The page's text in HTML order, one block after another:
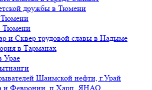
дружбы в Тюмени
Тюмени
и Сквер трудовой славы в Надыме
в Тарманах
Урае
Шаимской нефти, г.Урай
и Февронии, п.Харп, ЯНАО